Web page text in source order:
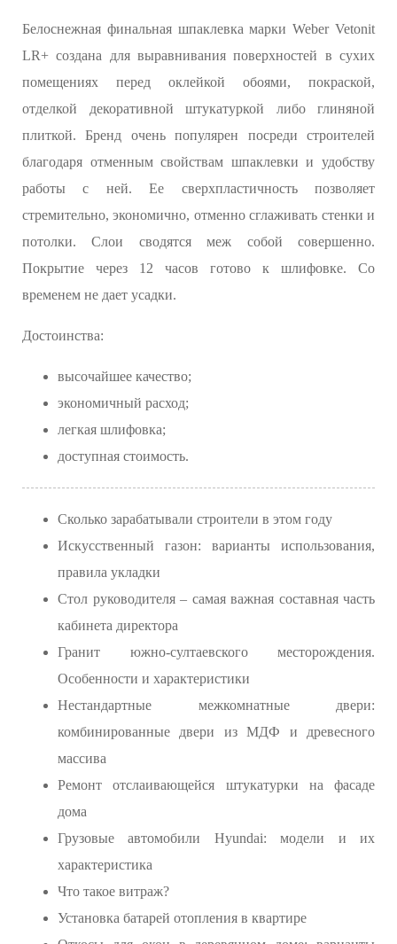
Белоснежная финальная шпаклевка марки Weber Vetonit
LR+ создана для выравнивания поверхностей в сухих
помещениях перед оклейкой обоями, покраской,
отделкой декоративной штукатуркой либо глиняной
плиткой. Бренд очень популярен посреди строителей
благодаря отменным свойствам шпаклевки и удобству
работы с ней. Ее сверхпластичность позволяет
стремительно, экономично, отменно сглаживать стенки и
потолки. Слои сводятся меж собой совершенно.
Покрытие через 12 часов готово к шлифовке. Со
временем не дает усадки.
Достоинства:
высочайшее качество;
экономичный расход;
легкая шлифовка;
доступная стоимость.
Сколько зарабатывали строители в этом году
Искусственный газон: варианты использования,
правила укладки
Стол руководителя – самая важная составная часть
кабинета директора
Гранит южно-султаевского месторождения.
Особенности и характеристики
Нестандартные межкомнатные двери:
комбинированные двери из МДФ и древесного
массива
Ремонт отслаивающейся штукатурки на фасаде
дома
Грузовые автомобили Hyundai: модели и их
характеристика
Что такое витраж?
Установка батарей отопления в квартире